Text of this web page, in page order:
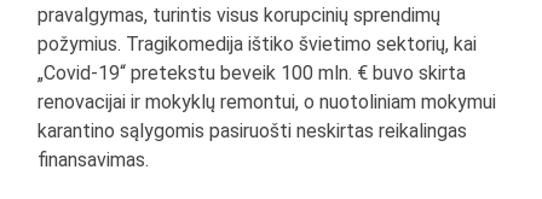
pravalgymas, turintis visus korupcinių sprendimų
požymius. Tragikomedija ištiko švietimo sektorių, kai
„Covid-19“ pretekstu beveik 100 mln. € buvo skirta
renovacijai ir mokyklų remontui, o nuotoliniam mokymui
karantino sąlygomis pasiruošti neskirtas reikalingas
finansavimas.